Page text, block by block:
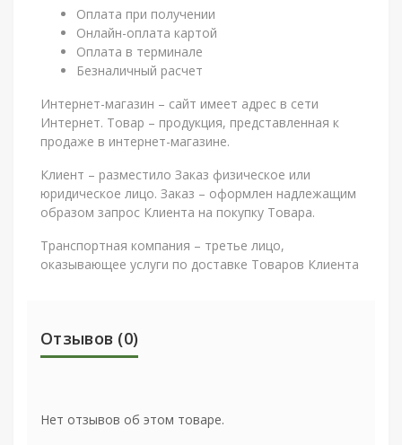
Оплата при получении
Онлайн-оплата картой
Оплата в терминале
Безналичный расчет
Интернет-магазин – сайт имеет адрес в сети
Интернет. Товар – продукция, представленная к
продаже в интернет-магазине.
Клиент – разместило Заказ физическое или
юридическое лицо. Заказ – оформлен надлежащим
образом запрос Клиента на покупку Товара.
Транспортная компания – третье лицо,
оказывающее услуги по доставке Товаров Клиента
Отзывов (0)
Нет отзывов об этом товаре.